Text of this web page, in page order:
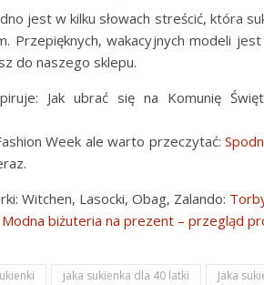
jest w kilku słowach streścić, która
Przepięknych, wakacyjnych modeli
do naszego sklepu.
Jak ubrać się na Komunię
Week ale warto przeczytać:
Witchen, Lasocki, Obag, Zalando:
Modna biżuteria na prezent – przegląd
jaka sukienka dla 40 latki
Jaka